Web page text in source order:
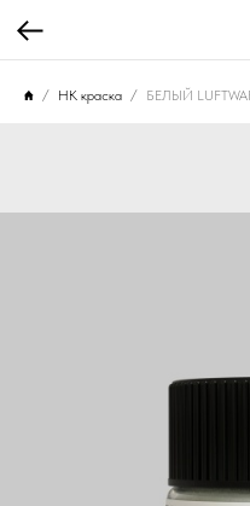
НК краска